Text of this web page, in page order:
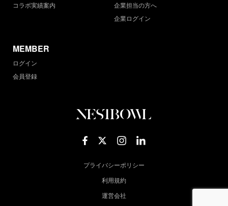
コラボ実績案内
企業担当の方へ
企業ログイン
MEMBER
ログイン
会員登録
プライバシーポリシー
利用規約
運営会社